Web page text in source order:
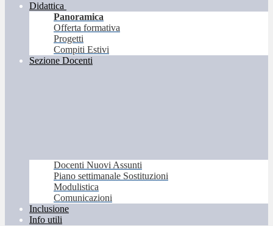
Didattica
Panoramica
Offerta formativa
Progetti
Compiti Estivi
Sezione Docenti
Docenti Nuovi Assunti
Piano settimanale Sostituzioni
Modulistica
Comunicazioni
Inclusione
Info utili